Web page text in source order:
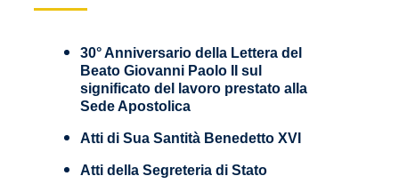
30° Anniversario della Lettera del
Beato Giovanni Paolo II sul
significato del lavoro prestato alla
Sede Apostolica
Atti di Sua Santità Benedetto XVI
Atti della Segreteria di Stato